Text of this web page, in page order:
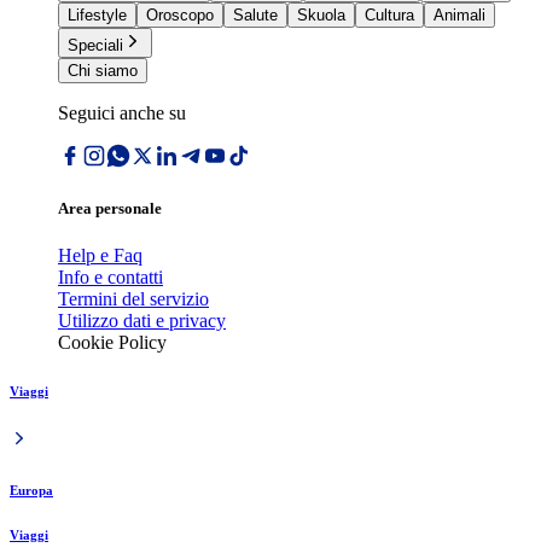
Lifestyle
Oroscopo Salute Skuola Cultura
Animali
Speciali
Chi siamo
Seguici anche su
Area personale
Help e Faq
Info e contatti
Termini del servizio
Utilizzo dati e privacy
Cookie Policy
Viaggi
Europa
Viaggi